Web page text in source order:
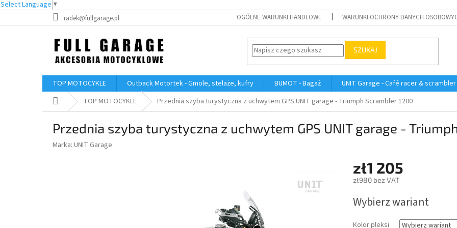
Select Language ▼
do
radek@fullgarage.pl OGÓLNE WARUNKI HANDLOWE WARUNKI OCHRONY DANYCH
SZUKAJ
TOP MOTOCYKLE Outback Motortek - Gmole, stelaże, kufry BUMOT - Bagaż UNIT Garage - Café racer &
Home TOP MOTOCYKLE Przednia szyba turystyczna z uchwytem GPS UNIT garage - Triumph Scrambler 1200
Przednia szyba turystyczna z uchwytem GPS UNIT garage -
Marka: UNIT Garage
zł1 205
zł980 bez VAT
jednostkowa:
Wybierz wariant
Kolor pleksi